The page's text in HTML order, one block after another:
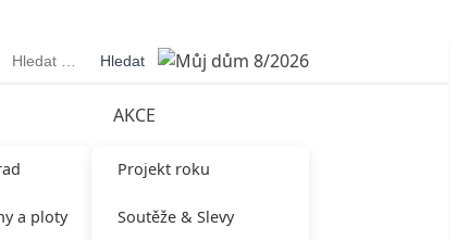
Vyhledávání
a ploty
AKCE
Projekt roku
Soutěže & Slevy